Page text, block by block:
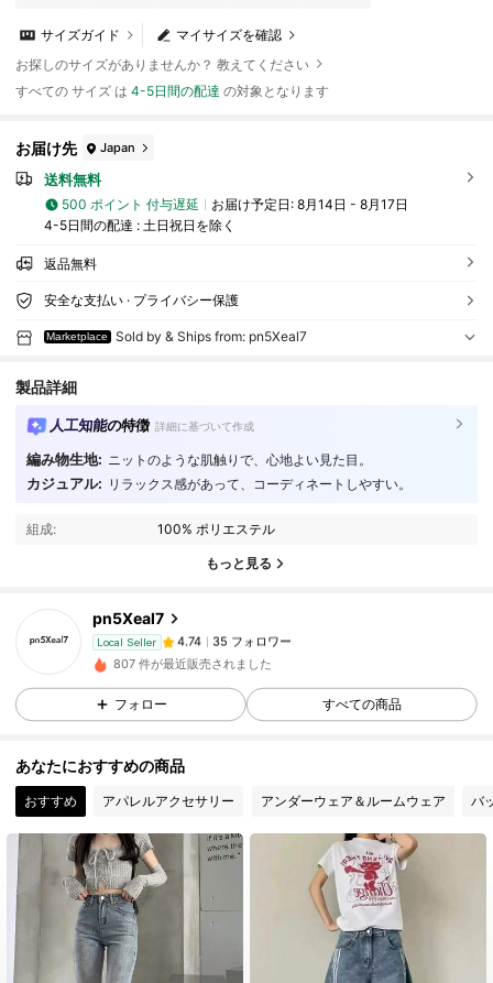
マイサイズを確認
サイズガイド
お探しのサイズがありませんか？ 教えてください
すべての サイズ は4-5日間の配達 の対象となります
お届け先 Japan
送料無料
500 ポイント 付与遅延 お届け予定日: 8月14日 - 8月17日
4-5日間の配達 : 土日祝日を除く
返品無料
安全な支払い · プライバシー保護
Marketplace Sold by & Ships from: pn5Xeal7
製品詳細
人工知能の特徴 詳細に基づいて作成
編み物生地: ニットのような肌触りで、心地よい見た目。
カジュアル: リラックス感があって、コーディネートしやすい。
組成: 100% ポリエステル
もっと見る
pn5Xeal7
Local Seller
4.74 35 フォロワー
35 フォロワー
M***eが 1日前にフォローしました
4.74
35 フォロワー
35 フォロワー
4.74
4.74 35 フォロワー
4.74 35 フォロワー
807 件が最近販売されました
フォロー すべての商品
あなたにおすすめの商品
おすすめ アパレルアクセサリー アンダーウェア＆ルームウェア バ